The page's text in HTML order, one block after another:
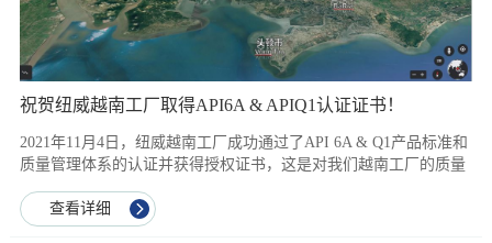
祝贺纽威越南工厂取得API6A & APIQ1认证证书！
2021年11月4日，纽威越南工厂成功通过了API 6A & Q1产品标准和
质量管理体系的认证并获得授权证书，这是对我们越南工厂的质量
成，为进一步开拓新市场、服务高端客户提供了有力的技术支撑，
也奠定了海外市场增效的坚实基础。 纽威越南位于越南南部巴地-
查看详细